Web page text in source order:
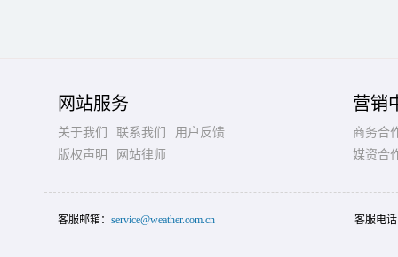
网站服务
关于我们 联系我们
用户反馈
版权声明
网站律师
营销
商务合
媒资合
客服邮箱： service@weather.com.cn 客服电